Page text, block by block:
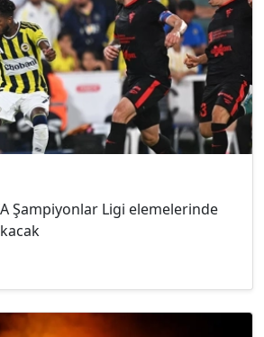
Şampiyonlar Ligi elemelerinde